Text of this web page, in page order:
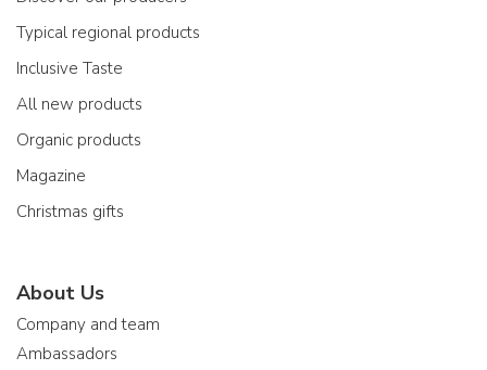
Typical regional products
Inclusive Taste
All new products
Organic products
Magazine
Christmas gifts
About Us
Company and team
Ambassadors